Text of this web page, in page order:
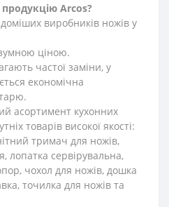
Arcos?
виробників ножів у
ціною.
частої заміни, у
економічна
асортимент кухонних
товарів високої якості:
тримач для ножів,
лопатка сервірувальна,
чохол для ножів, дошка
точилка для ножів та